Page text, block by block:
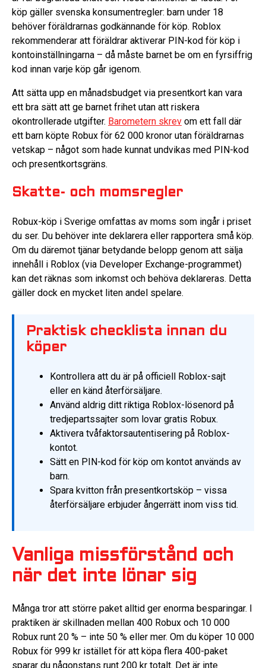
köp gäller svenska konsumentregler: barn under 18
behöver föräldrarnas godkännande för köp. Roblox
rekommenderar att föräldrar aktiverar PIN-kod för köp i
kontoinställningarna – då måste barnet be om en fyrsiffrig
kod innan varje köp går igenom.
Att sätta upp en månadsbudget via presentkort kan vara
ett bra sätt att ge barnet frihet utan att riskera
okontrollerade utgifter. Barometern skrev om ett fall där
ett barn köpte Robux för 62 000 kronor utan föräldrarnas
vetskap – något som hade kunnat undvikas med PIN-kod
och presentkortsgräns.
Skatte- och momsregler
Robux-köp i Sverige omfattas av moms som ingår i priset
du ser. Du behöver inte deklarera eller rapportera små köp.
Om du däremot tjänar betydande belopp genom att sälja
innehåll i Roblox (via Developer Exchange-programmet)
kan det räknas som inkomst och behöva deklareras. Detta
gäller dock en mycket liten andel spelare.
Praktisk checklista innan du
köper
Kontrollera att du är på officiell Roblox-sajt
eller en känd återförsäljare.
Använd aldrig ditt riktiga Roblox-lösenord på
tredjepartssajter som lovar gratis Robux.
Aktivera tvåfaktorsautentisering på Roblox-
kontot.
Sätt en PIN-kod för köp om kontot används av
barn.
Spara kvitton från presentkortsköp – vissa
återförsäljare erbjuder ångerrätt inom viss tid.
Vanliga missförstånd och
när det inte lönar sig
Många tror att större paket alltid ger enorma besparingar. I
praktiken är skillnaden mellan 400 Robux och 10 000
Robux runt 20 % – inte 50 % eller mer. Om du köper 10 000
Robux för 999 kr istället för att köpa flera 400-paket
sparar du någonstans runt 200 kr totalt. Det är inte